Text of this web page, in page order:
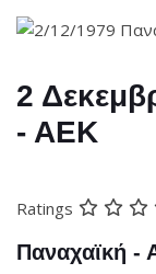
2
- ΑΕΚ
Ratings
Παναχαϊκή -